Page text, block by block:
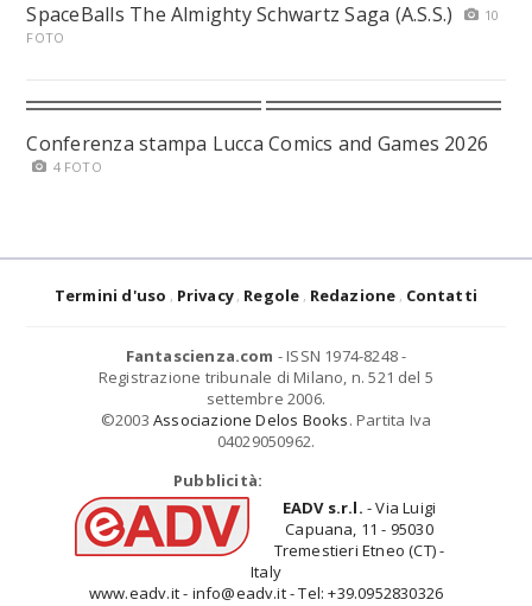
SpaceBalls The Almighty Schwartz Saga (A.S.S.)
10
FOTO
Conferenza stampa Lucca Comics and Games 2026
4 FOTO
Termini d'uso Privacy Regole Redazione Contatti
Fantascienza.com - ISSN 1974-8248 -
Registrazione tribunale di Milano, n. 521 del 5
settembre 2006.
©2003 Associazione Delos Books. Partita Iva
04029050962.
Pubblicità:
EADV s.r.l. - Via Luigi
Capuana, 11 - 95030
Tremestieri Etneo (CT) -
Italy
www.eadv.it - info@eadv.it - Tel: +39.0952830326